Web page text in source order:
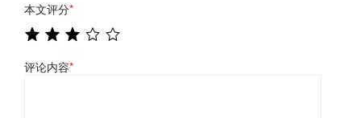
本文评分*
评论内容*